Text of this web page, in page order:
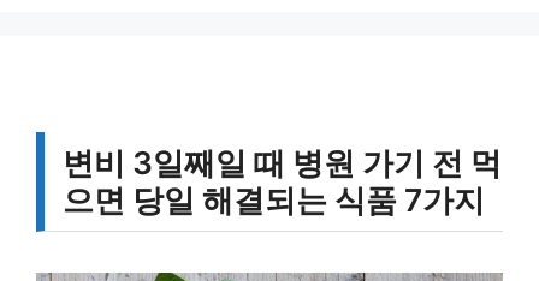
변비 3일째일 때 병원 가기 전 먹
으면 당일 해결되는 식품 7가지